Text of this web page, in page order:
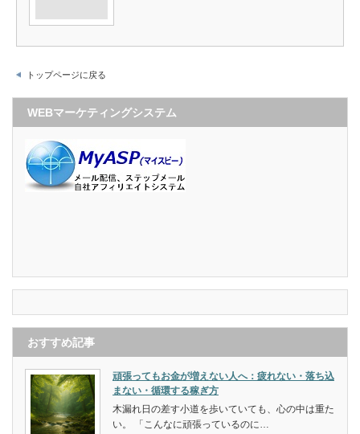
トップページに戻る
WEBマーケティングシステム
おすすめ記事
頑張ってもお金が増えない人へ：疲れない・落ち込
まない・循環する稼ぎ方
木漏れ日の差す小道を歩いていても、心の中は重た
い。 「こんなに頑張っているのに…